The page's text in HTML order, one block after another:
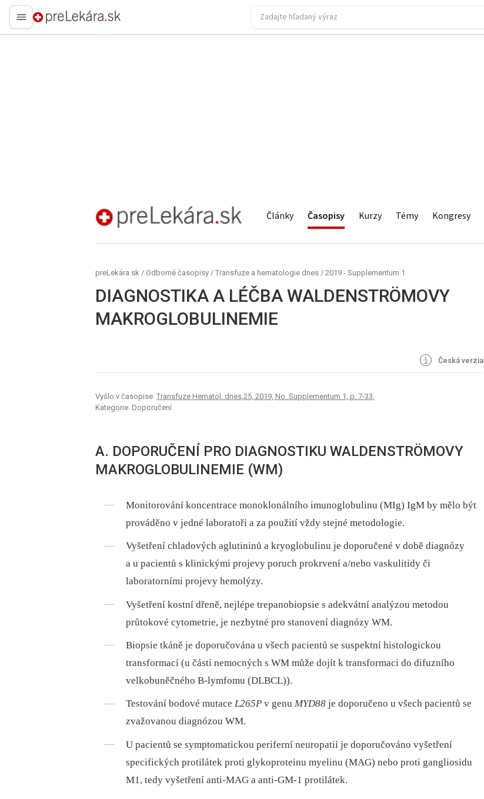
preLekára.sk
preLekára.sk Články Časopisy Kurzy Témy Kongresy
preLekára.sk / Odborné časopisy / Transfuze a hematologie dnes / 2019 - Supplementum 1
DIAGNOSTIKA A LÉČBA WALDENSTRÖMOVY
MAKROGLOBULINEMIE
Česká verzia
Vyšlo v časopise: Transfuze Hematol. dnes,25, 2019, No. Supplementum 1, p. 7-33.
Kategorie: Doporučení
A. DOPORUČENÍ PRO DIAGNOSTIKU WALDENSTRÖMOVY
MAKROGLOBULINEMIE (WM)
Monitorování koncentrace monoklonálního imunoglobulinu (MIg) IgM by mělo být
prováděno v jedné laboratoři a za použití vždy stejné metodologie.
Vyšetření chladových aglutininů a kryoglobulinu je doporučené v době diagnózy
a u pacientů s klinickými projevy poruch prokrvení a/nebo vaskulitidy či
laboratorními projevy hemolýzy.
Vyšetření kostní dřeně, nejlépe trepanobiopsie s adekvátní analýzou metodou
průtokové cytometrie, je nezbytné pro stanovení diagnózy WM.
Biopsie tkáně je doporučována u všech pacientů se suspektní histologickou
transformací (u části nemocných s WM může dojít k transformaci do difuzního
velkobuněčného B-lymfomu (DLBCL)).
Testování bodové mutace L265Pv genu MYD88je doporučeno u všech pacientů se
zvažovanou diagnózou WM.
U pacientů se symptomatickou periferní neuropatií je doporučováno vyšetření
specifických protilátek proti glykoproteinu myelinu (MAG) nebo proti gangliosidu
M1, tedy vyšetření anti-MAG a anti-GM-1 protilátek.